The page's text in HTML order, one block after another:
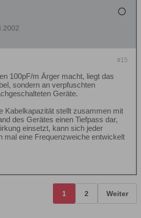
#15
100pF/m Ärger macht, liegt das
sondern an verpfuschten
Geräte.
Kabelkapazität stellt zusammen mit
des Gerätes einen Tiefpass dar,
einsetzt, kann sich jeder
mal eine Frequenzweiche entwickelt
1 2 Weiter